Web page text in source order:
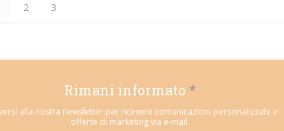
2 3
Rimani informato *
alla nostra newsletter per ricevere comunicazioni personalizzate e
offerte di marketing via e-mail.